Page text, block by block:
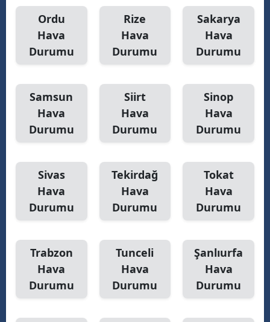
Ordu
Hava
Durumu
Rize
Hava
Durumu
Sakarya
Hava
Durumu
Samsun
Hava
Durumu
Siirt
Hava
Durumu
Sinop
Hava
Durumu
Sivas
Hava
Durumu
Tekirdağ
Hava
Durumu
Tokat
Hava
Durumu
Trabzon
Hava
Durumu
Tunceli
Hava
Durumu
Şanlıurfa
Hava
Durumu